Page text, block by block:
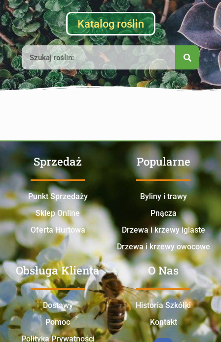
Katalog roślin
Sprzedaż
Punkt Sprzedaży
Sklep Online
Oferta Hurtowa
Popularne
Byliny i trawy
Pnącza
Drzewa i krzewy iglaste
Drzewa i krzewy owocowe
Obsługa Klienta
Dostawy
Pomoc
Polityka Prywatności
O Nas
Historia Szkółki
Kontakt